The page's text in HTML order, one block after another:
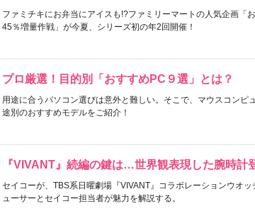
ファミチキにお弁当にアイスも!?ファミリーマートの人気企画「
45％増量作戦」が今夏、シリーズ初の年2回開催！
プロ厳選！目的別「おすすめPC９選」とは？
用途に合うパソコン選びは意外と難しい。そこで、マウスコンピ
途別のおすすめモデルをご紹介！
『VIVANT』続編の鍵は…世界観表現した腕時計
セイコーが、TBS系日曜劇場『VIVANT』コラボレーションウオ
ューサーとセイコー担当者が魅力を解説する。